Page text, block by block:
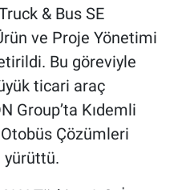
& Bus SE
ve Proje Yönetimi
Bu göreviyle
ticari araç
Group’ta Kıdemli
Otobüs Çözümleri
yürüttü.